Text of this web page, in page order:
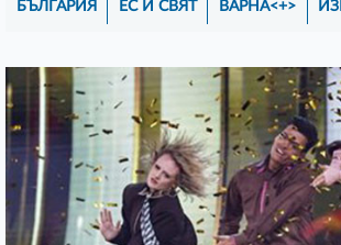
БЪЛГАРИЯ ЕС И СВЯТ ВАРНА<+>